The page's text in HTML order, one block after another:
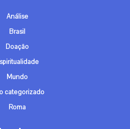
Análise
Brasil
Doação
Mundo
categorizado
Roma